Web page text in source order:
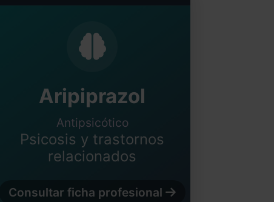
Aripiprazol
Antipsicótico
Psicosis y trastornos
relacionados
Consultar ficha profesional